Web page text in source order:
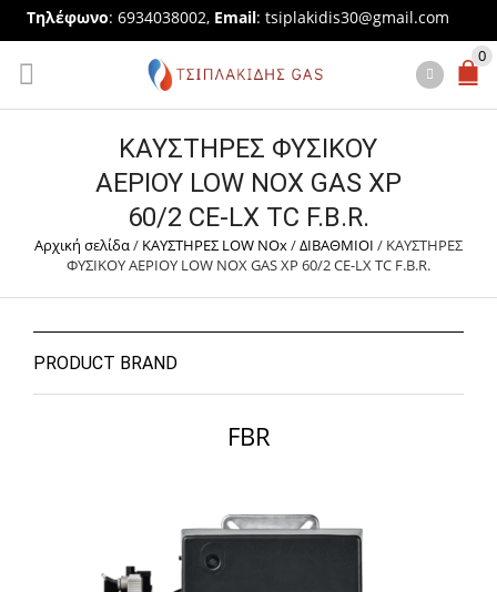
Τηλέφωνο: 6934038002, Email: tsiplakidis30@gmail.com
0
ΚΑΥΣΤΗΡΕΣ ΦΥΣΙΚΟΥ
ΑΕΡΙΟΥ LOW NOX GAS XP
60/2 CE-LX TC F.B.R.
Αρχική σελίδα/ ΚΑΥΣΤΗΡΕΣ LOW NOx/ΔΙΒΑΘΜΙΟΙ / ΚΑΥΣΤΗΡΕΣ
ΦΥΣΙΚΟΥ ΑΕΡΙΟΥ LOW NOX GAS XP 60/2 CE-LX TC F.B.R.
PRODUCT BRAND
FBR